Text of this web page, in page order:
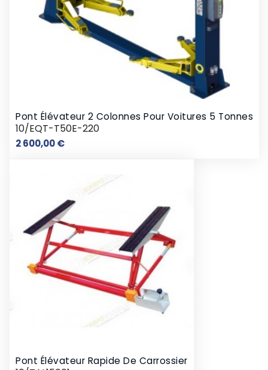
Pont Élévateur 2 Colonnes Pour Voitures 5 Tonnes
10/EQT-T50E-220
2 600,00 €Prix
Pont Élévateur Rapide De Carrossier